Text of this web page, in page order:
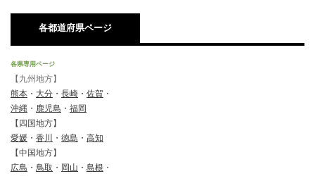
各都道府県ページ
各県専用ページ
【九州地方】
熊本 ・ 大分 ・ 長崎 ・ 佐賀 ・
沖縄 ・ 鹿児島 ・ 福岡
【四国地方】
愛媛 ・ 香川 ・ 徳島 ・ 高知
【中国地方】
広島 ・ 鳥取 ・ 岡山 ・ 島根 ・